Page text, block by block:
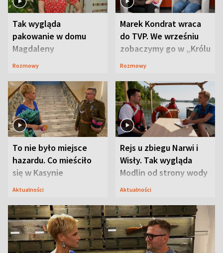
Tak wygląda
pakowanie w domu
Magdaleny
Waligórskiej-Lisieckiej.
Rozmowy
Marek Kondrat wraca
do TVP. We wrześniu
zobaczymy go w „Królu
Maciusiu I”
Rozmowy
To nie było miejsce
hazardu. Co mieściło
się w Kasynie
Oficerskim?
Aktualności
Rejs u zbiegu Narwi i
Wisły. Tak wygląda
Modlin od strony wody
Aktualności